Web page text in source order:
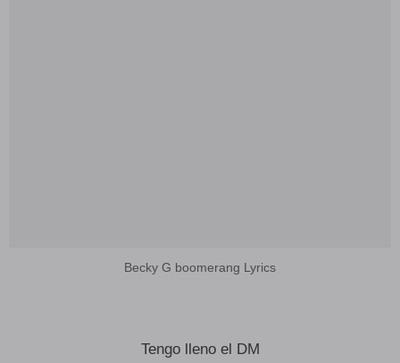
Becky G boomerang Lyrics
Tengo lleno el DM